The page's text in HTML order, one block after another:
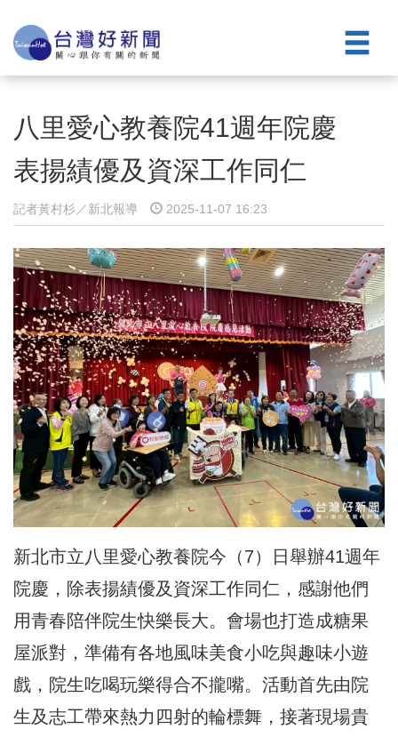
八里愛心教養院41週年院慶
表揚績優及資深工作同仁
記者黃村杉／新北報導 2025-11-07 16:23
新北市立八里愛心教養院今（7）日舉辦41週年
院慶， 除表揚績優及資深工作同仁 ，感謝他們
用青春陪伴院生快樂長大。會場也打造成糖果
屋派對，準備有各地風味美食小吃與趣味小遊
戲，院生吃喝玩樂得合不攏嘴。活動首先由院
生及志工帶來熱力四射的輪標舞，接著現場貴